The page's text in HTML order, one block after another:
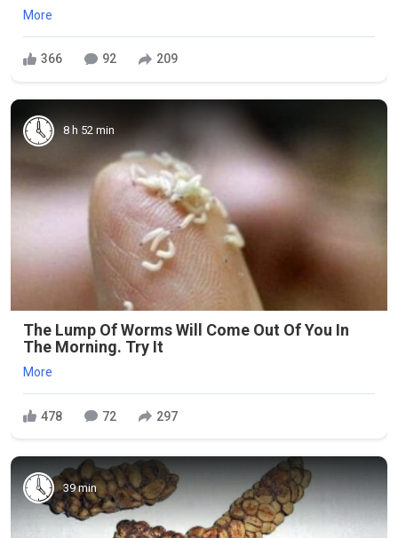
More
366 92 209
8 h 52 min
The Lump Of Worms Will Come Out Of You In
The Morning. Try It
More
478 72 297
39 min